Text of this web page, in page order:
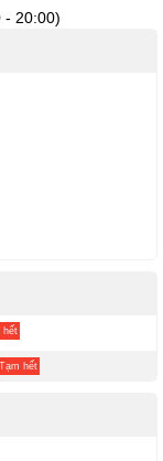
- 20:00)
hết
Tạm hết